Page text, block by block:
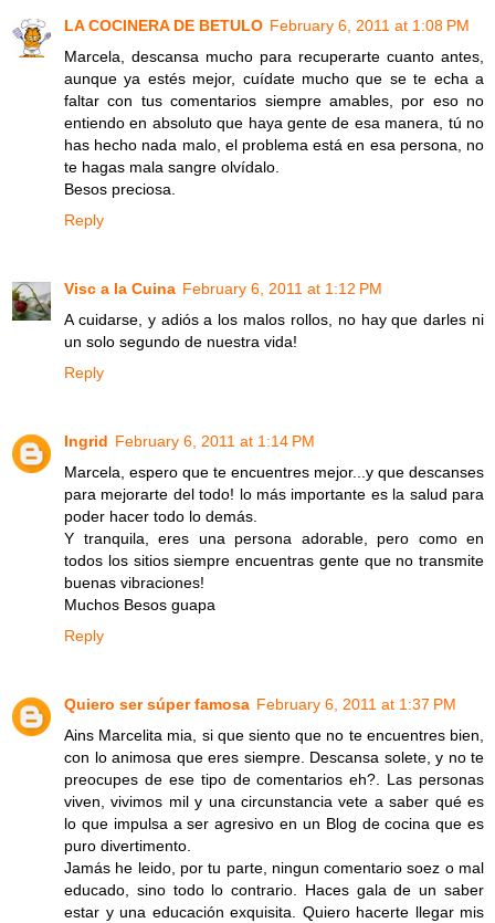
LA COCINERA DE BETULO February 6, 2011 at 1:08 PM
Marcela, descansa mucho para recuperarte cuanto antes,
aunque ya estés mejor, cuídate mucho que se te echa a
faltar con tus comentarios siempre amables, por eso no
entiendo en absoluto que haya gente de esa manera, tú no
has hecho nada malo, el problema está en esa persona, no
te hagas mala sangre olvídalo.
Besos preciosa.
Reply
Visc a la Cuina February 6, 2011 at 1:12 PM
A cuidarse, y adiós a los malos rollos, no hay que darles ni
un solo segundo de nuestra vida!
Reply
Ingrid February 6, 2011 at 1:14 PM
Marcela, espero que te encuentres mejor...y que descanses
para mejorarte del todo! lo más importante es la salud para
poder hacer todo lo demás.
Y tranquila, eres una persona adorable, pero como en
todos los sitios siempre encuentras gente que no transmite
buenas vibraciones!
Muchos Besos guapa
Reply
Quiero ser súper famosa February 6, 2011 at 1:37 PM
Ains Marcelita mia, si que siento que no te encuentres bien,
con lo animosa que eres siempre. Descansa solete, y no te
preocupes de ese tipo de comentarios eh?. Las personas
viven, vivimos mil y una circunstancia vete a saber qué es
lo que impulsa a ser agresivo en un Blog de cocina que es
puro divertimento.
Jamás he leido, por tu parte, ningun comentario soez o mal
educado, sino todo lo contrario. Haces gala de un saber
estar y una educación exquisita. Quiero hacerte llegar mis